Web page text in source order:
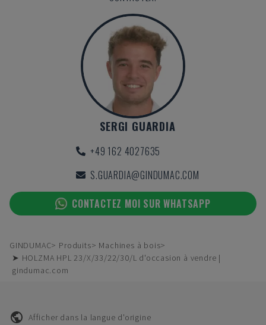
SERGI GUARDIA
+49 162 4027635
S.GUARDIA@GINDUMAC.COM
CONTACTEZ MOI SUR WHATSAPP
GINDUMAC Produits
Machines à bois
➤ HOLZMA HPL 23/X/33/22/30/L d'occasion à vendre |
gindumac.com
Afficher dans la langue d'origine